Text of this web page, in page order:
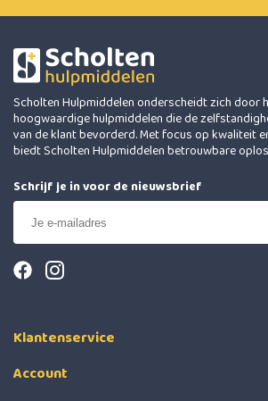
Scholten Hulpmiddelen onderscheidt zich door
hoogwaardige hulpmiddelen die de
van de klant bevorderd. Met focus op kwaliteit
biedt Scholten Hulpmiddelen betrouwbare
Schrijf je in voor de nieuwsbrief
Klantenservice
Account